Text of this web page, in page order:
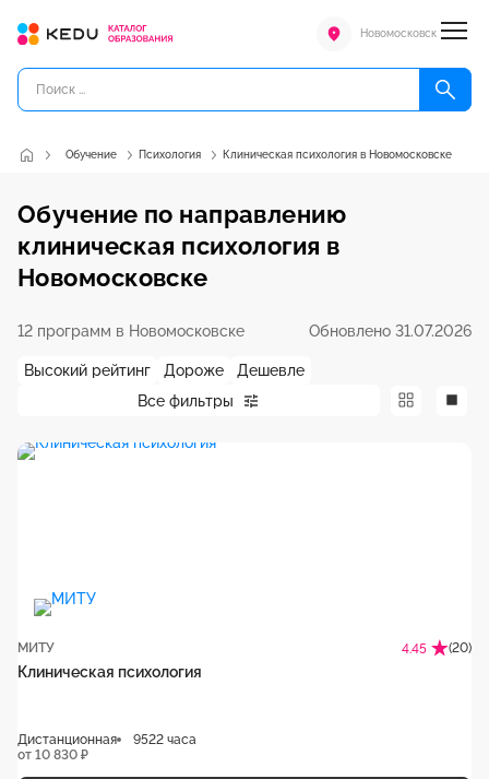
Новомосковск
Обучение Психология Клиническая психология в Новомосковске
Обучение по направлению
клиническая психология в
Новомосковске
12 программ в Новомосковске Обновлено 31.07.2026
Все фильтры
Высокий рейтинг Дороже Дешевле
МИТУ 4.45 (20)
Клиническая психология
Дистанционная
9522 часа
от 10 830 ₽